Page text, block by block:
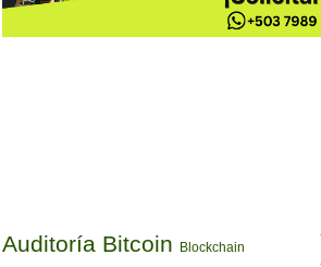
Auditoría Bitcoin Blockchain